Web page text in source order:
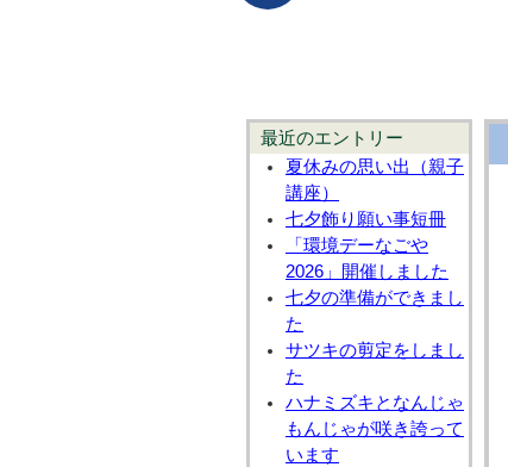
最近のエントリー
夏休みの思い出（親子
講座）
七夕飾り願い事短冊
「環境デーなごや
2026」開催しました
七夕の準備ができまし
た
サツキの剪定をしまし
た
ハナミズキとなんじゃ
もんじゃが咲き誇って
います